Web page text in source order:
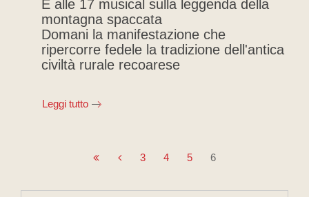
E alle 17 musical sulla leggenda della
montagna spaccata
Domani la manifestazione che
ripercorre fedele la tradizione dell'antica
civiltà rurale recoarese
Leggi tutto
3 4 5 6